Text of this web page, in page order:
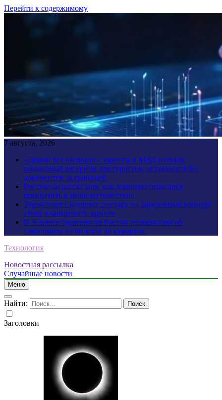
Перейти к содержимому
7 августа, 2026
«Домой без паспорта»: юристы и МВД назвали
пошаговый алгоритм для туристов, оставшихся без
документов за границей
Россиянам рассказали, как длинную пересадку
превратить в мини-путешествие
Турэксперт Сидорова: поездку на зарубежный концерт
стоит планировать заранее
В Альянсе турагентств России назвали способ
сэкономить на билетах до курортов
Технология
Новостная рассылка
Случайные новости
Меню
Найти:
Заголовки